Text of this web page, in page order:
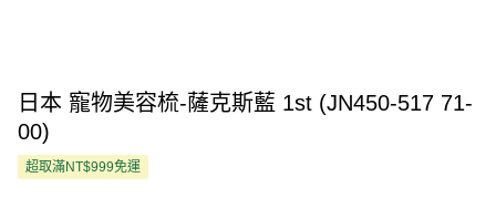
日本 寵物美容梳-薩克斯藍 1st (JN450-517 71-
00)
超取滿NT$999免運